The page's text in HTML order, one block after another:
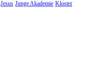
Jesus Junge Akademie Kloster